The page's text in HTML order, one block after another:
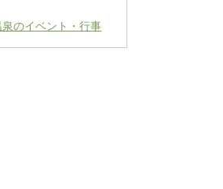
のイベント・行事